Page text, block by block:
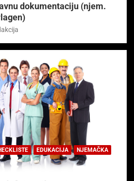
dokumentaciju (njem.
EDUKACIJA
NJEMAČKA